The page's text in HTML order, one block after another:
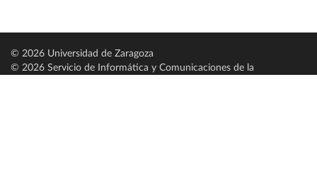
© 2026 Universidad de Zaragoza
© 2026 Servicio de Informática y Comunicaciones de la